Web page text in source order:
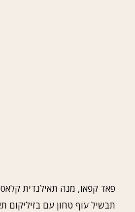
פאד קפאו, מנה תאילנדית
תבשיל עוף טחון עם בזיליקום